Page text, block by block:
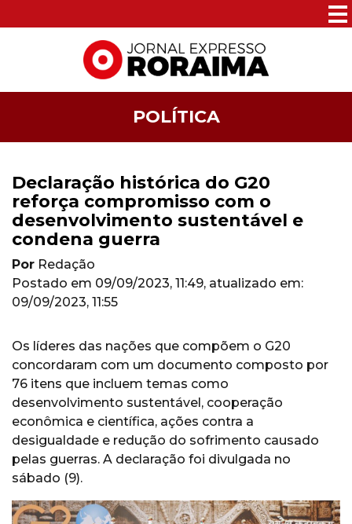
POLÍTICA
Declaração histórica do G20
reforça compromisso com o
desenvolvimento sustentável e
condena guerra
Por Redação
Postado em 09/09/2023, 11:49, atualizado em:
09/09/2023, 11:55
Os líderes das nações que compõem o G20
concordaram com um documento composto por
76 itens que incluem temas como
desenvolvimento sustentável, cooperação
econômica e científica, ações contra a
desigualdade e redução do sofrimento causado
pelas guerras. A declaração foi divulgada no
sábado (9).